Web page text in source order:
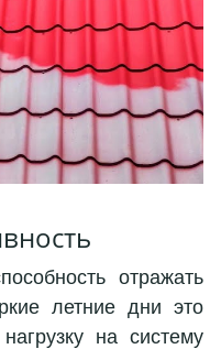
отражать
летние дни это
на систему